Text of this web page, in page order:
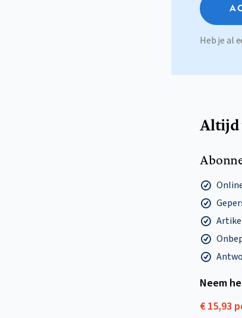
Heb je al
Altijd
Neem
€ 15,93